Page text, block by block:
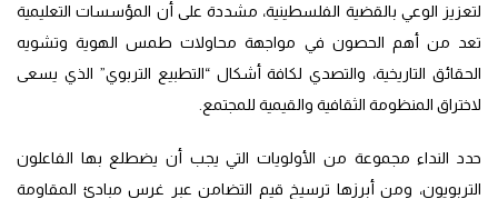
لتعزيز الوعي بالقضية الفلسطينية، مشددة على أن المؤسسات التعليمية
تعد من أهم الحصون في مواجهة محاولات طمس الهوية وتشويه
الحقائق التاريخية، والتصدي لكافة أشكال “التطبيع التربوي” الذي يسعى
لاختراق المنظومة الثقافية والقيمية للمجتمع.
حدد النداء مجموعة من الأولويات التي يجب أن يضطلع بها الفاعلون
التربويون، ومن أبرزها ترسيخ قيم التضامن عبر غرس مبادئ المقاومة